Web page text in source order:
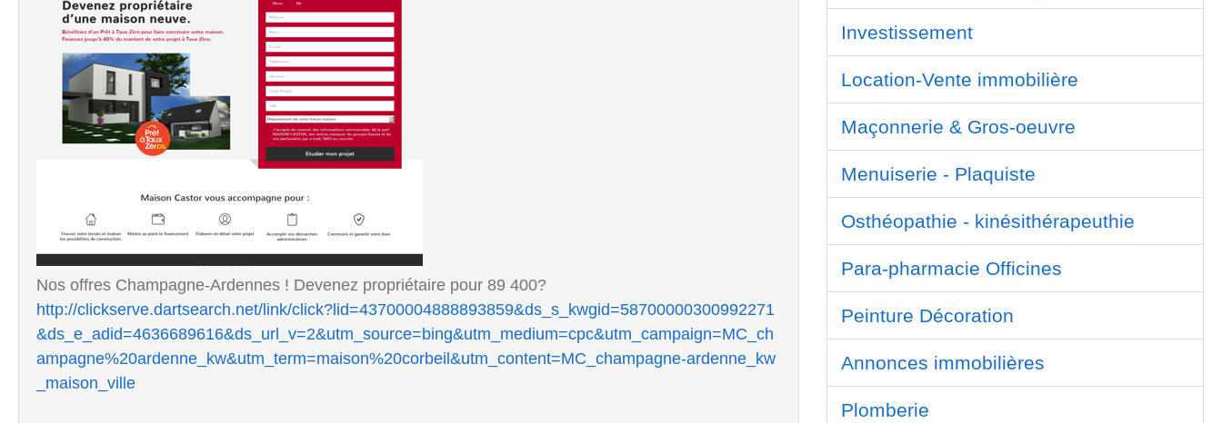
Nos offres Champagne-Ardennes ! Devenez propriétaire pour 89 400?
http://clickserve.dartsearch.net/link/click?lid=43700004888893859&ds_s_kwgid=58700000300992271
&ds_e_adid=4636689616&ds_url_v=2&utm_source=bing&utm_medium=cpc&utm_campaign=MC_ch
ampagne%20ardenne_kw&utm_term=maison%20corbeil&utm_content=MC_champagne-ardenne_kw
_maison_ville
Investissement
Location-Vente immobilière
Maçonnerie & Gros-oeuvre
Menuiserie - Plaquiste
Osthéopathie - kinésithérapeuthie
Para-pharmacie Officines
Peinture Décoration
Annonces immobilières
Plomberie